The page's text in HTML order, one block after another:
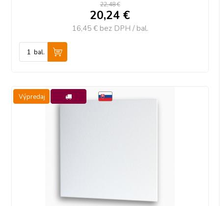
22,48 €
20,24 €
16,45 € bez DPH / bal.
bal.
Výpredaj